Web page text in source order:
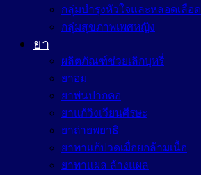
กลุ่มบำรุงหัวใจและหลอดเลือด
กลุ่มสุขภาพเพศหญิง
ยา
ผลิตภัณฑ์ช่วยเลิกบุหรี่
ยาอม
ยาพ่นปากคอ
ยาแก้วิงเวียนศีรษะ
ยาถ่ายพยาธิ
ยาทาแก้ปวดเมื่อยกล้ามเนื้อ
ยาทาแผล ล้างแผล